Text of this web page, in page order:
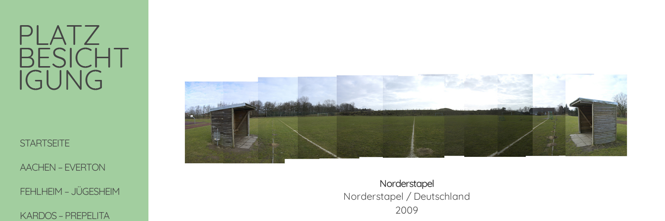
STARTSEITE
AACHEN – EVERTON
FEHLHEIM – JÜGESHEIM
KARDOS – PREPELITA
Norderstapel
Norderstapel / Deutschland
2009